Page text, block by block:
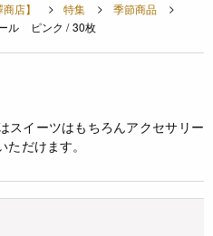
店】 特集
季節商品
ル ピンク / 30枚
スイーツはもちろんアクセサリー
だけます。